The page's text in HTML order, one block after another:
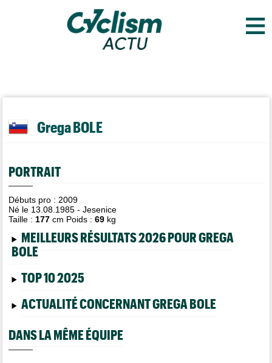
≡
Grega BOLE
PORTRAIT
Débuts pro : 2009
Né le 13.08.1985 - Jesenice
Taille : 177 cm Poids :69 kg
MEILLEURS RÉSULTATS 2026 POUR GREGA
BOLE
TOP 10 2025
ACTUALITÉ CONCERNANT GREGA BOLE
DANS LA MÊME ÉQUIPE